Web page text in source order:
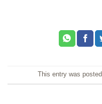
This entry was